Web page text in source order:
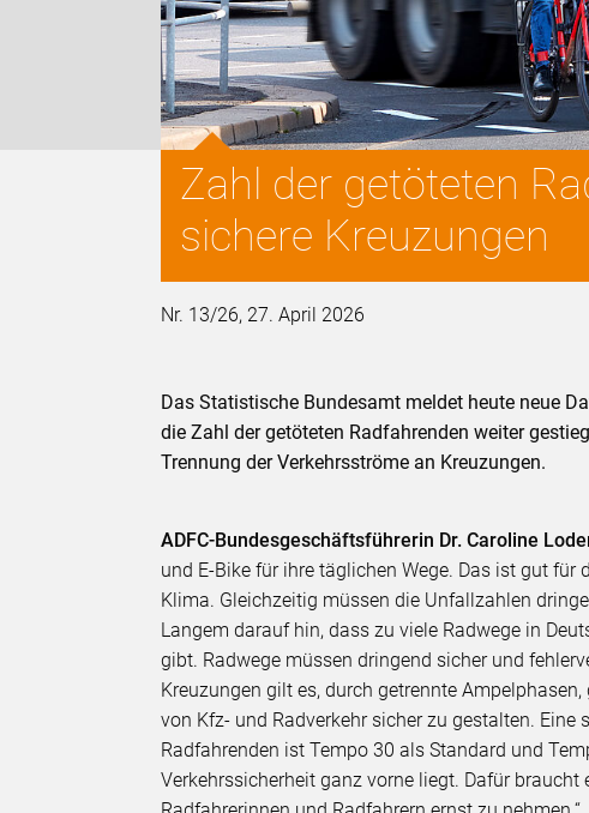
Zahl der getöteten
sichere Kreuzungen
Nr. 13/26, 27. April 2026
Das Statistische Bundesamt meldet heute neue
die Zahl der getöteten Radfahrenden weiter
Trennung der Verkehrsströme an Kreuzungen.
ADFC-Bundesgeschäftsführerin Dr. Caroline
und E-Bike für ihre täglichen Wege. Das ist gut
Klima. Gleichzeitig müssen die Unfallzahlen
Langem darauf hin, dass zu viele Radwege in
gibt. Radwege müssen dringend sicher und
Kreuzungen gilt es, durch getrennte
von Kfz- und Radverkehr sicher zu gestalten.
Radfahrenden ist Tempo 30 als Standard und
Verkehrssicherheit ganz vorne liegt. Dafür